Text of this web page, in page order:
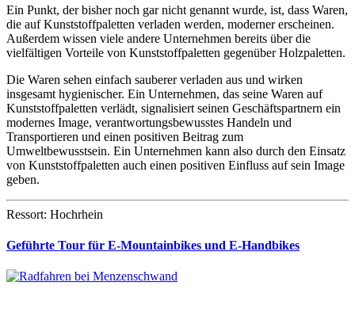
Ein Punkt, der bisher noch gar nicht genannt wurde, ist, dass Waren,
die auf Kunststoffpaletten verladen werden, moderner erscheinen.
Außerdem wissen viele andere Unternehmen bereits über die
vielfältigen Vorteile von Kunststoffpaletten gegenüber Holzpaletten.
Die Waren sehen einfach sauberer verladen aus und wirken
insgesamt hygienischer. Ein Unternehmen, das seine Waren auf
Kunststoffpaletten verlädt, signalisiert seinen Geschäftspartnern ein
modernes Image, verantwortungsbewusstes Handeln und
Transportieren und einen positiven Beitrag zum
Umweltbewusstsein. Ein Unternehmen kann also durch den Einsatz
von Kunststoffpaletten auch einen positiven Einfluss auf sein Image
geben.
Ressort: Hochrhein
Geführte Tour für E-Mountainbikes und E-Handbikes